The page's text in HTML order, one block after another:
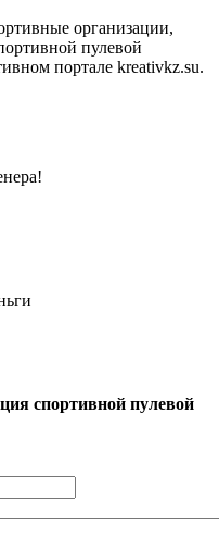
организации,
пулевой
портале kreativkz.su.
спортивной пулевой